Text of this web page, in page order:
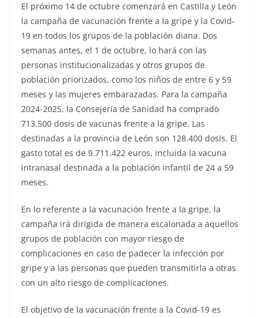
El próximo 14 de octubre comenzará en Castilla y León
la campaña de vacunación frente a la gripe y la Covid-
19 en todos los grupos de la población diana. Dos
semanas antes, el 1 de octubre, lo hará con las
personas institucionalizadas y otros grupos de
población priorizados, como los niños de entre 6 y 59
meses y las mujeres embarazadas. Para la campaña
2024-2025, la Consejería de Sanidad ha comprado
713.500 dosis de vacunas frente a la gripe. Las
destinadas a la provincia de León son 128.400 dosis. El
gasto total es de 9.711.422 euros, incluida la vacuna
intranasal destinada a la población infantil de 24 a 59
meses.
En lo referente a la vacunación frente a la gripe, la
campaña irá dirigida de manera escalonada a aquellos
grupos de población con mayor riesgo de
complicaciones en caso de padecer la infección por
gripe y a las personas que pueden transmitirla a otras
con un alto riesgo de complicaciones.
El objetivo de la vacunación frente a la Covid-19 es